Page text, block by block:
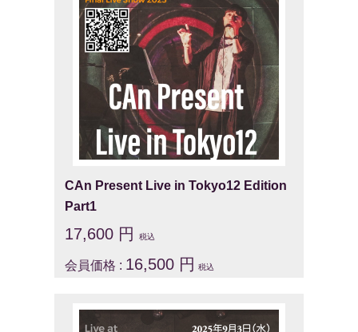
CAn Present Live in Tokyo12 Edition
Part1
17,600 円税込
会員価格 : 16,500 円 税込